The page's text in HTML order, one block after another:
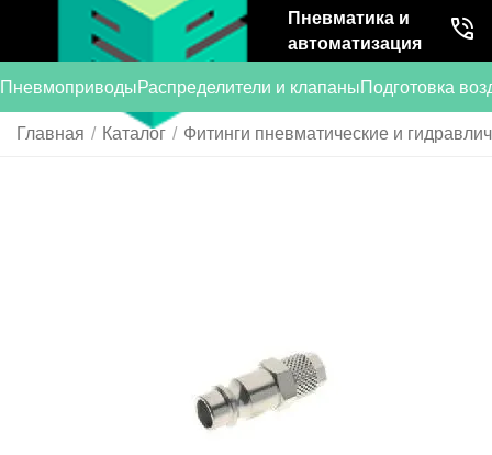
Пневматика и
автоматизация
ПневмоприводыРаспределители и клапаныПодготовка
Главная / Каталог / Фитинги пневматические и